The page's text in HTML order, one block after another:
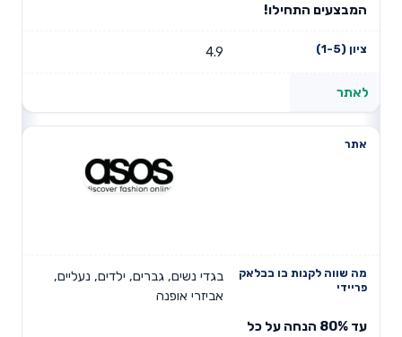
המבצעים התחילו!
4.9
לאתר
בגדי נשים, גברים, ילדים, נעליים,
אביזרי אופנה
עד 80% הנחה על כל